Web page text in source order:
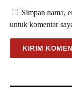
Simpan nama,
untuk komentar